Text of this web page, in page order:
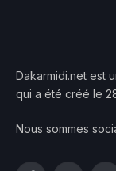
Dakarmidi.net est
qui a été créé le
Nous sommes